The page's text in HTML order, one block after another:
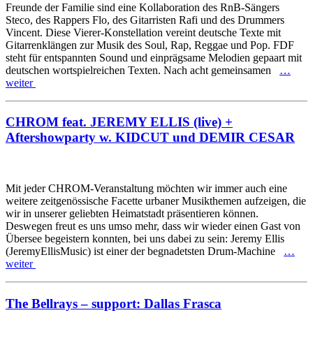
Freunde der Familie sind eine Kollaboration des RnB-Sängers
Steco, des Rappers Flo, des Gitarristen Rafi und des Drummers
Vincent. Diese Vierer-Konstellation vereint deutsche Texte mit
Gitarrenklängen zur Musik des Soul, Rap, Reggae und Pop. FDF
steht für entspannten Sound und einprägsame Melodien gepaart mit
deutschen wortspielreichen Texten. Nach acht gemeinsamen …
weiter
CHROM feat. JEREMY ELLIS (live) +
Aftershowparty w. KIDCUT und DEMIR CESAR
Mit jeder CHROM-Veranstaltung möchten wir immer auch eine
weitere zeitgenössische Facette urbaner Musikthemen aufzeigen, die
wir in unserer geliebten Heimatstadt präsentieren können.
Deswegen freut es uns umso mehr, dass wir wieder einen Gast von
Übersee begeistern konnten, bei uns dabei zu sein: Jeremy Ellis
(JeremyEllisMusic) ist einer der begnadetsten Drum-Machine …
weiter
The Bellrays – support: Dallas Frasca